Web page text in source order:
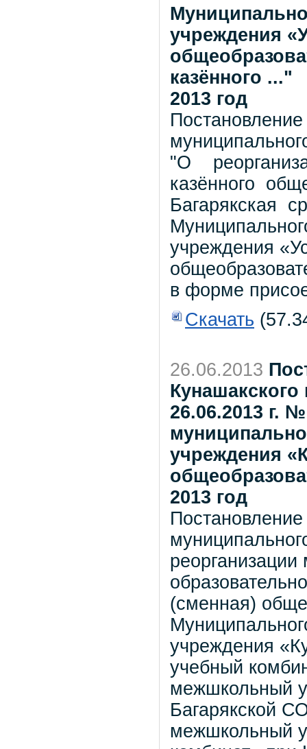
учреждения
казённого ..."
2013 год
"О
казённого
Багарякская
учреждения
в форме
Скачать
26.06.2013
26.06.2013 г.
учреждения
2013 год
реорганизации
(сменная)
учреждения
учебный
межшкольный
Багарякской
межшкольный